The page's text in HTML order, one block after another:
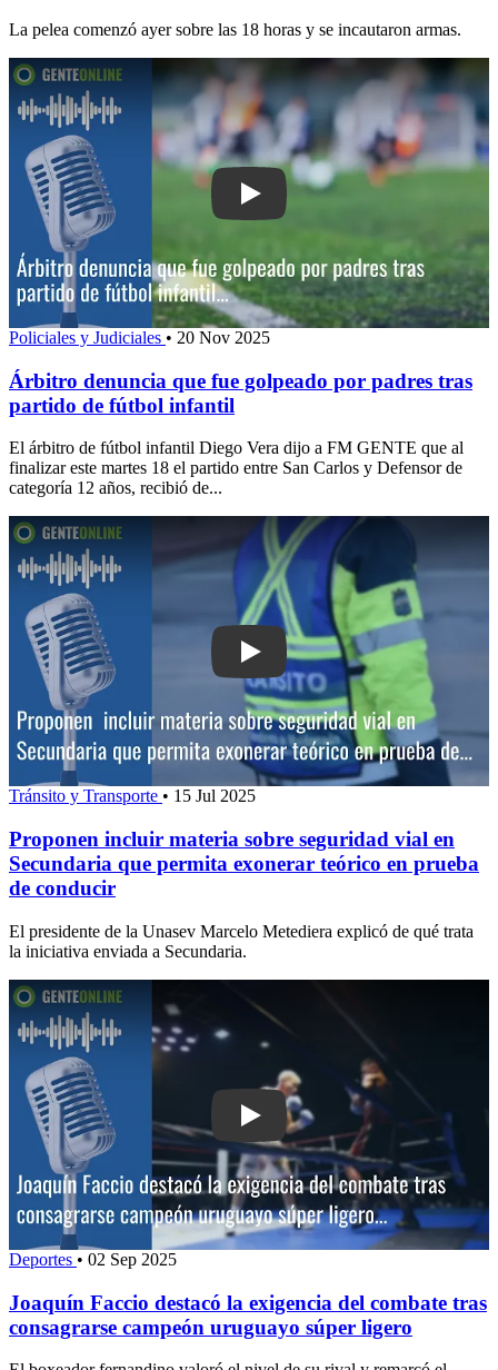
La pelea comenzó ayer sobre las 18 horas y se incautaron armas.
Play: Árbitro denuncia que fue
Policiales y Judiciales • 20 Nov 2025
Árbitro denuncia que fue golpeado por padres tras
partido de fútbol infantil
El árbitro de fútbol infantil Diego Vera dijo a FM GENTE que al
finalizar este martes 18 el partido entre San Carlos y Defensor de
categoría 12 años, recibió de...
Play: Proponen incluir
Tránsito y Transporte • 15 Jul 2025
Proponen incluir materia sobre seguridad vial en
Secundaria que permita exonerar teórico en prueba
de conducir
El presidente de la Unasev Marcelo Metediera explicó de qué trata
la iniciativa enviada a Secundaria.
Play: Joaquín Faccio destacó la
Deportes • 02 Sep 2025
Joaquín Faccio destacó la exigencia del combate tras
consagrarse campeón uruguayo súper ligero